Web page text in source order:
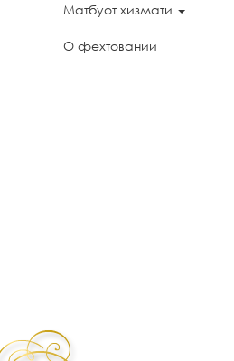
Матбуот хизмати
О фехтовании